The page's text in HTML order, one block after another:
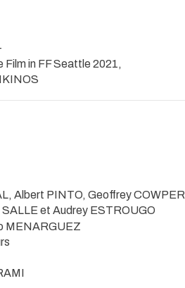
in FF Seattle 2021,
Albert PINTO, Geoffrey COWPER
SALLE et Audrey ESTROUGO
MENARGUEZ